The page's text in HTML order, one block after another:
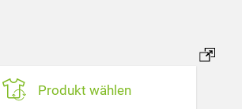
Produkt wählen